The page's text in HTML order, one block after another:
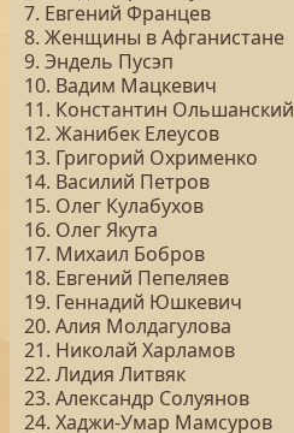
7. Евгений Францев
8. Женщины в Афганистане
9. Эндель Пусэп
10. Вадим Мацкевич
11. Константин Ольшанский
12. Жанибек Елеусов
13. Григорий Охрименко
14. Василий Петров
15. Олег Кулабухов
16. Олег Якута
17. Михаил Бобров
18. Евгений Пепеляев
19. Геннадий Юшкевич
20. Алия Молдагулова
21. Николай Харламов
22. Лидия Литвяк
23. Александр Солуянов
24. Хаджи-Умар Мамсуров